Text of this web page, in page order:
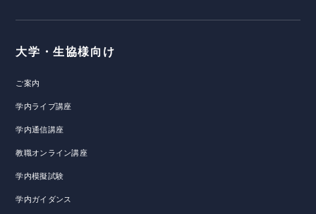
大学・生協様向け
ご案内
学内ライブ講座
学内通信講座
教職オンライン講座
学内模擬試験
学内ガイダンス